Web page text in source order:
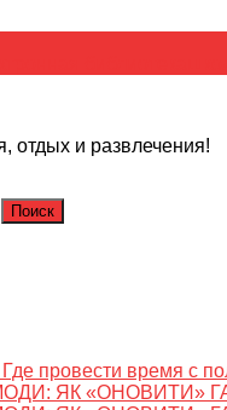
отдых и развлечения!
провести время с
ЯК «ОНОВИТИ»